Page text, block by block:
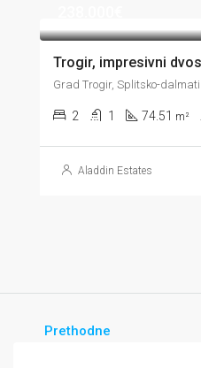
Grad Trogir, Splitsko-
2 1 74.51 m²
Aladdin Estates
Prethodne